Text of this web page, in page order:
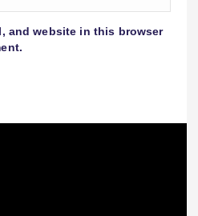
and website in this browser